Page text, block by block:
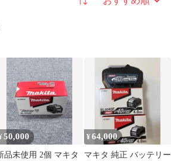
並び替え
50,000
品未使用 2個 マキタ
¥64,000
マキタ 純正 バッテリー